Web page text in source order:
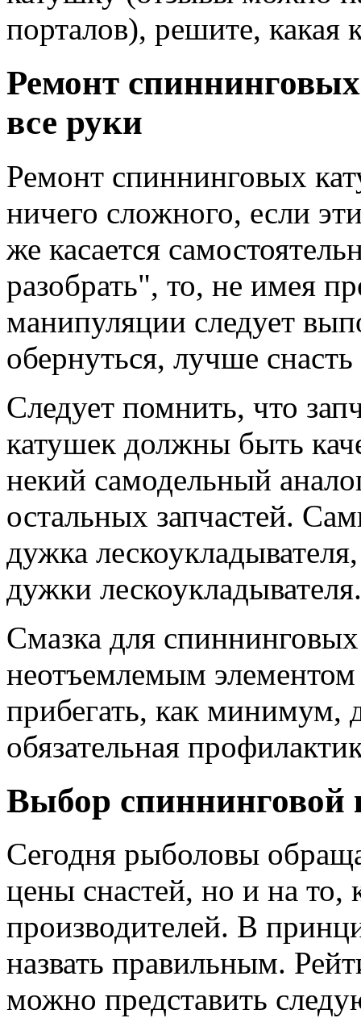
порталов), решите,
Ремонт
все руки
Ремонт спиннинговых
ничего сложного, если
же касается
разобрать", то, не имея
манипуляции следует
обернуться, лучше снасть
Следует помнить, что
катушек должны быть
некий самодельный
остальных запчастей.
дужка
дужки лескоукладывателя.
Смазка для
неотъемлемым
прибегать, как минимум,
обязательная
Выбор спиннинговой
Сегодня рыболовы
цены снастей, но и на то,
производителей. В
назвать правильным.
можно представить